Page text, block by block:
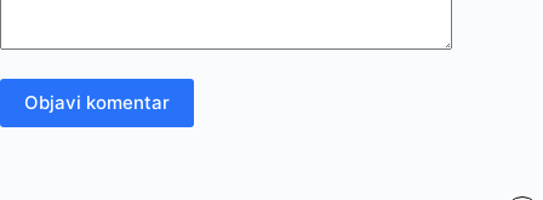
Objavi komentar